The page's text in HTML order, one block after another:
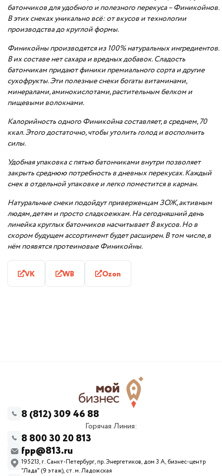
батончиков для удобного и полезного перекуса – Финикойнов.
В этих снеках уникально всё: от вкусов и технологии
производства до круглой формы.
Финикойны производятся из 100% натуральных ингредиентов.
В их составе нет сахара и вредных добавок. Сладость
батончикам придают финики премиального сорта и другие
сухофрукты. Эти полезные снеки богаты витаминами,
минералами, аминокислотами, растительным белком и
пищевыми волокнами.
Калорийность одного Финикойна составляет, в среднем, 70
ккал. Этого достаточно, чтобы утолить голод и восполнить
силы.
Удобная упаковка с пятью батончиками внутри позволяет
закрыть среднюю потребность в дневных перекусах. Каждый
снек в отдельной упаковке и легко поместится в карман.
Натуральные снеки подойдут приверженцам ЗОЖ, активным
людям, детям и просто сладкоежкам.На сегодняшний день
линейка круглых батончиков насчитывает 8 вкусов. Но в
скором будущем ассортимент будет расширен. В том числе, в
нём появятся протеиновые Финикойны.
VK WB Ozon
8 (812) 309 46 88
Горячая Линия:
8 800 30 20 813
fpp@813.ru
195213, г. Санкт-Петербург, пр. Энергетиков, дом 3 А, бизнес-центр
"Лада" (9 этаж), ст. м. Ладожская